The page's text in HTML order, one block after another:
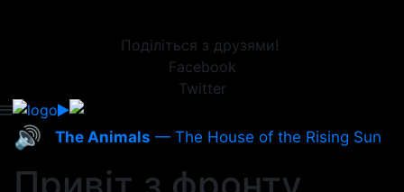
Поділіться з друзями!
Facebook
Twitter
🔊 The Animals — The House of the Rising Sun